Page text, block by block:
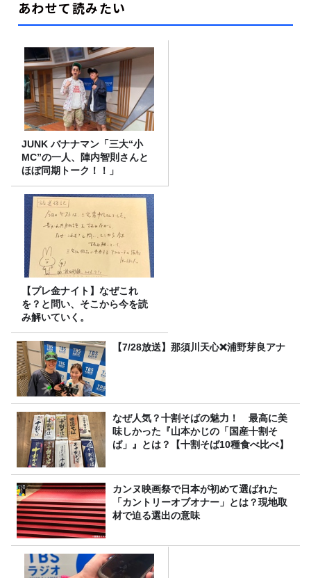
あわせて読みたい
JUNK バナナマン「三大“小
MC”の一人、陣内智則さんと
ほぼ同期トーク！！」
【プレ金ナイト】なぜこれ
を？と問い、そこから今を読
み解いていく。
【7/28放送】那須川天心❌浦野芽良アナ
なぜ人気？十割そばの魅力！ 最高に美
味しかった『山本かじの「国産十割そ
ば」』とは？【十割そば10種食べ比べ】
カンヌ映画祭で日本が初めて選ばれた
「カントリーオブオナー」とは？現地取
材で迫る選出の意味